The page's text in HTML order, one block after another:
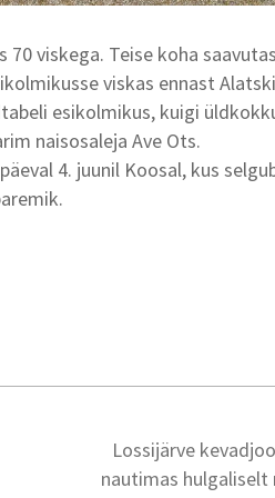
viskega. Teise koha
viskas ennast
esikolmikus, kuigi
naisosaleja Ave Ots.
4. juunil Koosal, kus
Lossijärve
nautimas